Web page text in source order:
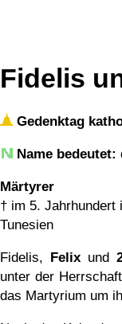
Fidelis
Gedenktag
Name bedeutet:
Märtyrer
† im 5. Jahrhundert
Tunesien
Fidelis, Felix und
unter der
das Martyrium um